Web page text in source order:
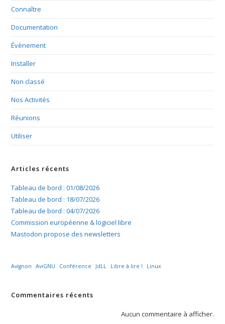
Connaître
Documentation
Évènement
Installer
Non classé
Nos Activités
Réunions
Utiliser
Articles récents
Tableau de bord : 01/08/2026
Tableau de bord : 18/07/2026
Tableau de bord : 04/07/2026
Commission européenne & logiciel libre
Mastodon propose des newsletters
Avignon AviGNU Conférence JdLL Libre à lire ! Linux
Commentaires récents
Aucun commentaire à afficher.